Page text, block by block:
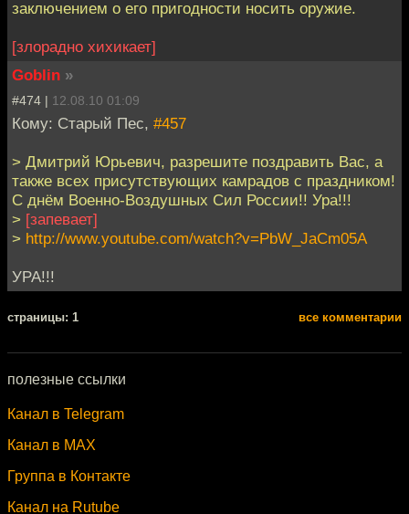
заключением о его пригодности носить оружие.
[злорадно хихикает]
Goblin »
#474 | 12.08.10 01:09
Кому: Старый Пес, #457
> Дмитрий Юрьевич, разрешите поздравить Вас, а
также всех присутствующих камрадов с праздником!
С днём Военно-Воздушных Сил России!! Ура!!!
> [запевает]
> http://www.youtube.com/watch?v=PbW_JaCm05A
УРА!!!
cтраницы: 1 все комментарии
полезные ссылки
Канал в Telegram
Канал в MAX
Группа в Контакте
Канал на Rutube